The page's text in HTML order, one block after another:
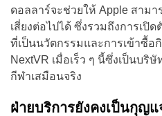
ดอลลาร์จะช่วยให้ Apple สาม
เสี่ยงต่อไปได้ ซึ่งรวมถึงการเ
ที่เป็นนวัตกรรมและการเข้าซื้อ
NextVR เมื่อเร็ว ๆ นี้ซึ่งเป็นบ
กีฬาเสมือนจริง
ฝ่ายบริการยังคงเป็นกุญ